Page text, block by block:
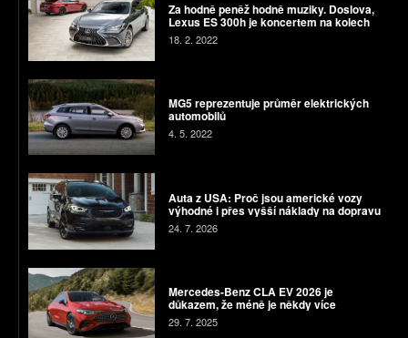
Za hodně peněž hodně muziky. Doslova,
Lexus ES 300h je koncertem na kolech
18. 2. 2022
MG5 reprezentuje průměr elektrických
automobilů
4. 5. 2022
Auta z USA: Proč jsou americké vozy
výhodné i přes vyšší náklady na dopravu
24. 7. 2026
Mercedes-Benz CLA EV 2026 je
důkazem, že méně je někdy více
29. 7. 2025